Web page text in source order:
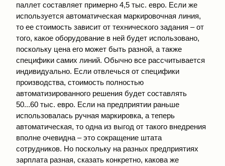
паллет составляет примерно 4,5 тыс. евро. Если же
используется автоматическая маркировочная линия,
то ее стоимость зависит от технического задания – от
того, какое оборудование в ней будет использовано,
поскольку цена его может быть разной, а также
специфики самих линий. Обычно все рассчитывается
индивидуально. Если отвлечься от специфики
производства, стоимость полностью
автоматизированного решения будет составлять
50...60 тыс. евро. Если на предприятии раньше
использовалась ручная маркировка, а теперь
автоматическая, то одна из выгод от такого внедрения
вполне очевидна – это сокращение штата
сотрудников. Но поскольку на разных предприятиях
зарплата разная, сказать конкретно, какова же